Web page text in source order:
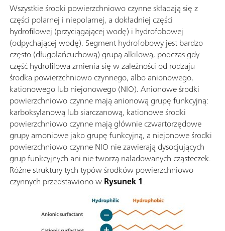
Wszystkie środki powierzchniowo czynne składają się z
części polarnej i niepolarnej, a dokładniej części
hydrofilowej (przyciągającej wodę) i hydrofobowej
(odpychającej wodę). Segment hydrofobowy jest bardzo
często (długołańcuchową) grupą alkilową, podczas gdy
część hydrofilowa zmienia się w zależności od rodzaju
środka powierzchniowo czynnego, albo anionowego,
kationowego lub niejonowego (NIO). Anionowe środki
powierzchniowo czynne mają anionową grupę funkcyjną:
karboksylanową lub siarczanową, kationowe środki
powierzchniowo czynne mają głównie czwartorzędowe
grupy amoniowe jako grupę funkcyjną, a niejonowe środki
powierzchniowo czynne NIO nie zawierają dysocjujących
grup funkcyjnych ani nie tworzą naładowanych cząsteczek.
Różne struktury tych typów środków powierzchniowo
czynnych przedstawiono wRysunek 1.